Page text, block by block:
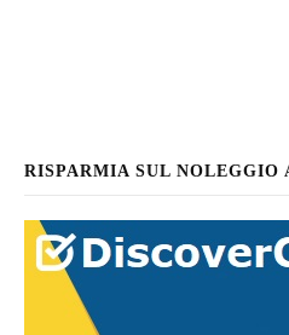
RISPARMIA SUL NOLEGGIO